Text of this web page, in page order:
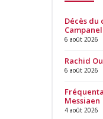
Décès du
6 août 2026
Rachid
6 août 2026
Messiaen
4 août 2026